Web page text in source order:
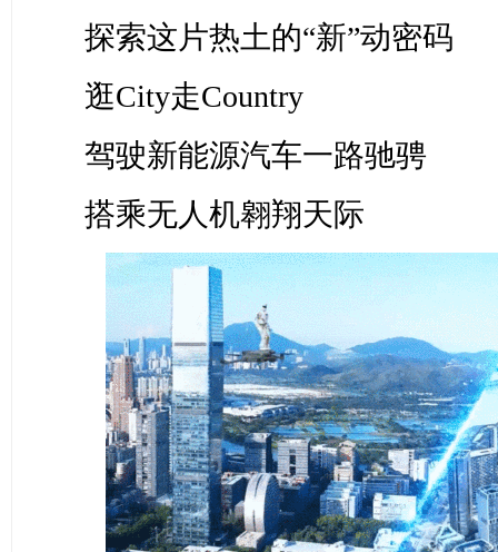
探索这片热土的“新”动密码
逛City走Country
驾驶新能源汽车一路驰骋
搭乘无人机翱翔天际